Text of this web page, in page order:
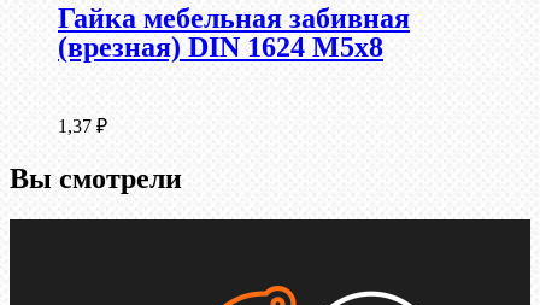
Гайка мебельная забивная
(врезная) DIN 1624 М5х8
1,37 ₽
Вы смотрели